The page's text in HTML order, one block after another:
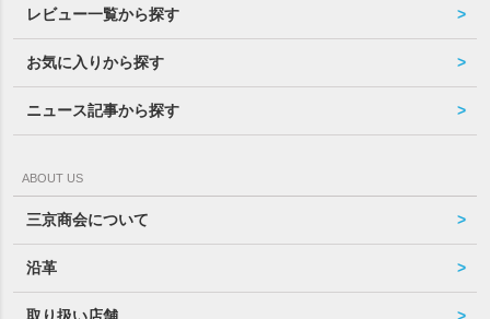
レビュー一覧から探す
お気に入りから探す
ニュース記事から探す
ABOUT US
三京商会について
沿革